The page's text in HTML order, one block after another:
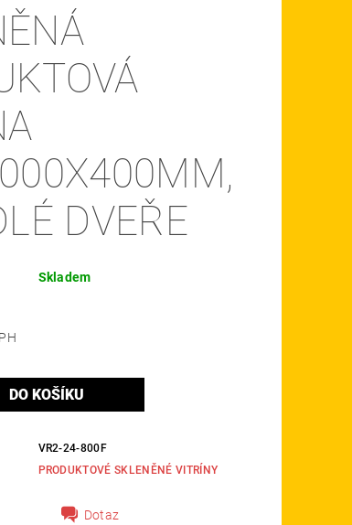
DVEŘE
Skladem
VR2-24-800F
PRODUKTOVÉ SKLENĚNÉ VITRÍNY
Dotaz